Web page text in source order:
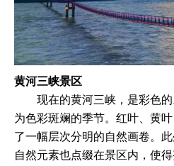
黄河三峡景区
现在的黄河三峡，是彩色的
为色彩斑斓的季节。红叶、黄
了一幅层次分明的自然画卷。
自然元素也点缀在景区内，使